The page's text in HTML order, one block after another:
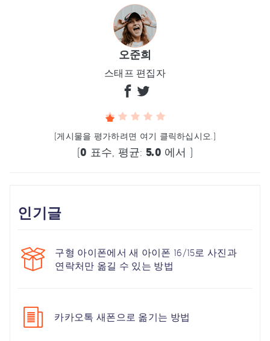
오준희
스태프 편집자
(게시물을 평가하려면 여기 클릭하십시오.)
(0 표수, 평균: 5.0 에서 )
인기글
구형 아이폰에서 새 아이폰 16/15로 사진과
연락처만 옮길 수 있는 방법
카카오톡 새폰으로 옮기는 방법